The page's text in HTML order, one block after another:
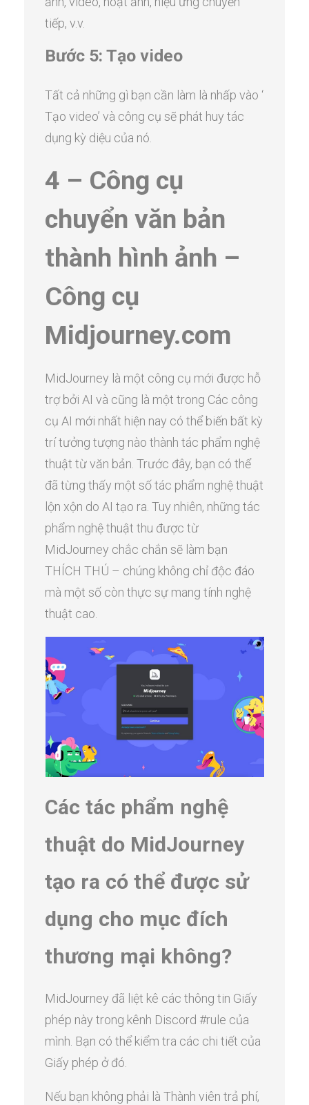
tiếp, v.v.
Bước 5: Tạo video
Tất cả những gì bạn cần làm là nhấp vào ‘
Tạo video’ và công cụ sẽ phát huy tác
dụng kỳ diệu của nó.
4 – Công cụ
chuyển văn bản
thành hình ảnh –
Công cụ
Midjourney.com
MidJourney là một công cụ mới được hỗ
trợ bởi AI và cũng là một trong Các công
cụ AI mới nhất hiện nay có thể biến bất kỳ
trí tưởng tượng nào thành tác phẩm nghệ
thuật từ văn bản. Trước đây, bạn có thể
đã từng thấy một số tác phẩm nghệ thuật
lộn xộn do AI tạo ra. Tuy nhiên, những tác
phẩm nghệ thuật thu được từ
MidJourney chắc chắn sẽ làm bạn
THÍCH THÚ – chúng không chỉ độc đáo
mà một số còn thực sự mang tính nghệ
thuật cao.
Các tác phẩm nghệ
thuật do MidJourney
tạo ra có thể được sử
dụng cho mục đích
thương mại không?
MidJourney đã liệt kê các thông tin Giấy
phép này trong kênh Discord #rule của
mình. Bạn có thể kiểm tra các chi tiết của
Giấy phép ở đó.
Nếu bạn không phải là Thành viên trả phí,